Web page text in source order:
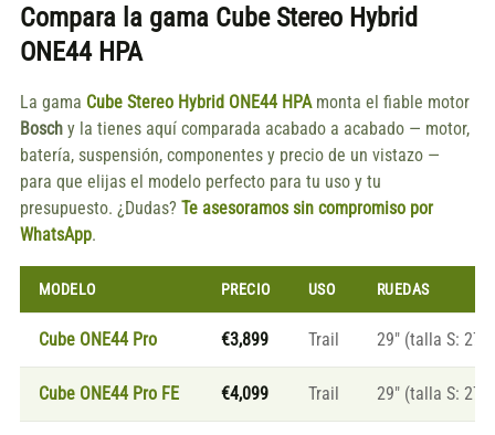
Compara la gama Cube Stereo Hybrid
ONE44 HPA
La gama Cube Stereo Hybrid ONE44 HPAmonta el fiable motor
Boschy la tienes aquí comparada acabado a acabado — motor,
batería, suspensión, componentes y precio de un vistazo —
para que elijas el modelo perfecto para tu uso y tu
presupuesto. ¿Dudas? Te asesoramos sin compromiso por
WhatsApp.
MODELO PRECIO USO RUEDAS
Cube ONE44 Pro €3,899 Trail 29″ (talla S:
Cube ONE44 Pro FE €4,099 Trail 29″ (talla S: